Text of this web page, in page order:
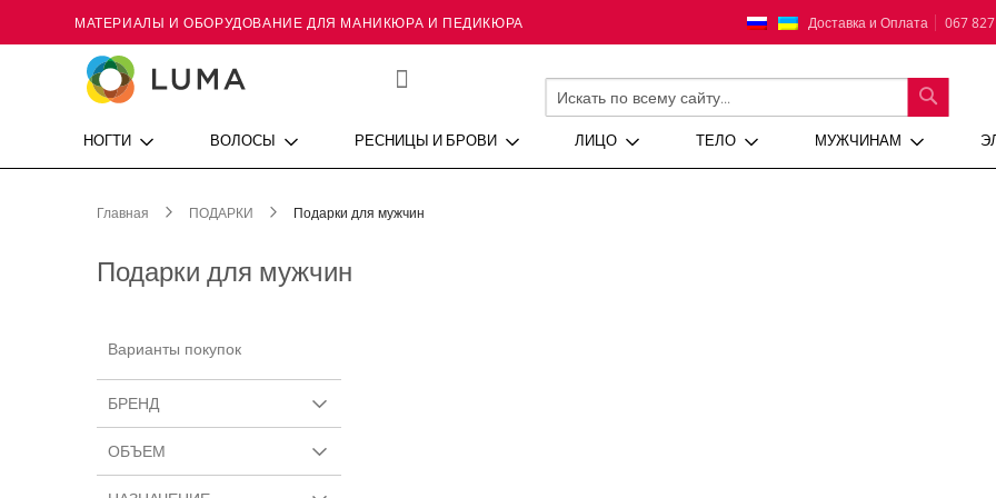
Skip
Content
МАТЕРИАЛЫ И ОБОРУДОВАНИЕ ДЛЯ МАНИКЮРА И ПЕДИКЮРА Язык Доставка и Оплата 067
ПОИСК
НОГТИ ВОЛОСЫ РЕСНИЦЫ И БРОВИ ЛИЦО ТЕЛО МУЖЧИНАМ
Главная ПОДАРКИ Подарки для мужчин
Подарки для мужчин
Варианты покупок
БРЕНД
ОБЪЕМ